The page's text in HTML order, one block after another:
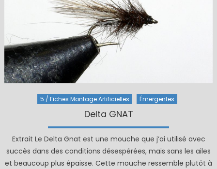
5 / Fiches Montage Artificielles Émergentes
Delta GNAT
Extrait Le Delta Gnat est une mouche que j’ai utilisé avec
succès dans des conditions désespérées, mais sans les ailes
et beaucoup plus épaisse. Cette mouche ressemble plutôt à